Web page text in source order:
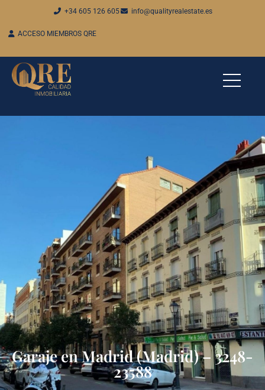
+34 605 126 605 info@qualityrealestate.es
ACCESO MIEMBROS QRE
Garaje en Madrid (Madrid) – 3248-
23588